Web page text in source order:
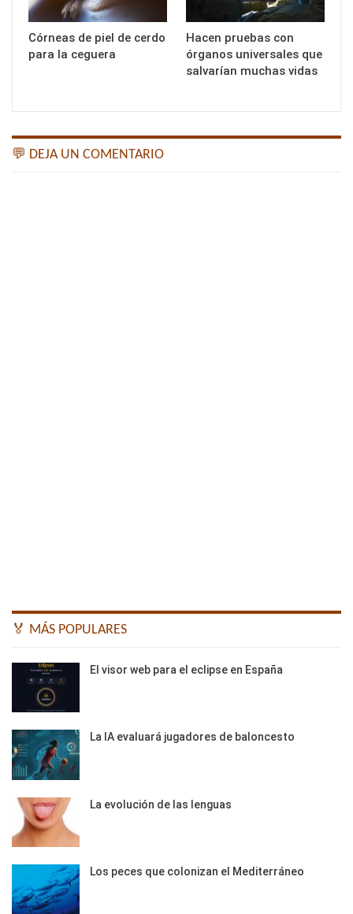
Córneas de piel de cerdo
para la ceguera
Hacen pruebas con
órganos universales que
salvarían muchas vidas
💬 DEJA UN COMENTARIO
🏅 MÁS POPULARES
El visor web para el eclipse en España
La IA evaluará jugadores de baloncesto
La evolución de las lenguas
Los peces que colonizan el Mediterráneo